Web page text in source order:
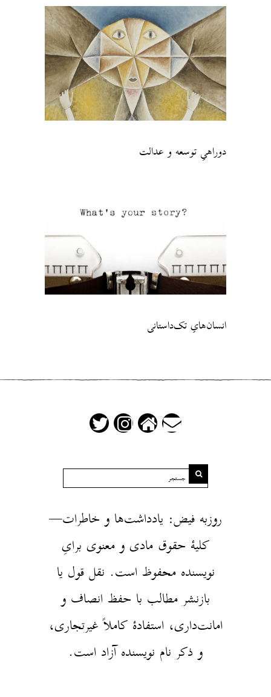
دوراهیِ توسعه و عدالت
انسان‌هایِ تک‌داستانی
روزبه فیض: یادداشت‌ها و خاطرات—
کلیهٔ حقوق مادی و معنوی برایِ
نویسنده محفوظ است. نقل قول یا
بازنشر مطالب با حفظ انصاف و
امانت‌داری، استفادهٔ کاملاً غیرتجاری،
و ذکر نام نویسنده آزاد است.